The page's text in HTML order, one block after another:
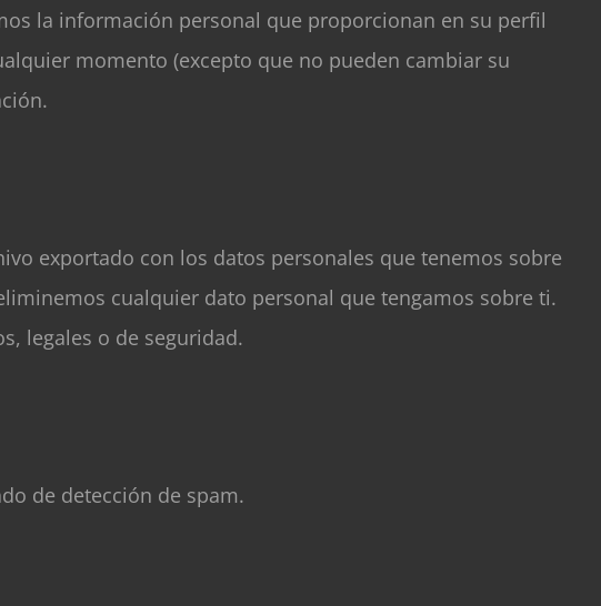
la información personal que proporcionan en su perfil
momento (excepto que no pueden cambiar su
exportado con los datos personales que tenemos sobre
cualquier dato personal que tengamos sobre ti.
legales o de seguridad.
de detección de spam.